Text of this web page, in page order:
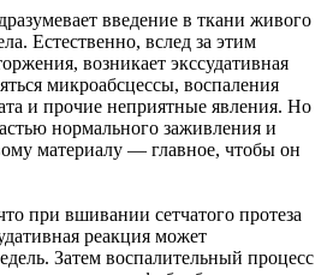
введение в ткани живого
Естественно, вслед за этим
возникает экссудативная
микроабсцессы, воспаления
и прочие неприятные явления. Но
нормального заживления и
материалу — главное, чтобы он
при вшивании сетчатого протеза
реакция может
Затем воспалительный процесс